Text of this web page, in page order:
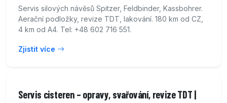
Servis silových návěsů Spitzer, Feldbinder, Kassbohrer.
Aerační podložky, revize TDT, lakování. 180 km od CZ,
4 km od A4. Tel: +48 602 716 551.
Zjistit více
Servis cisteren – opravy, svařování, revize TDT |